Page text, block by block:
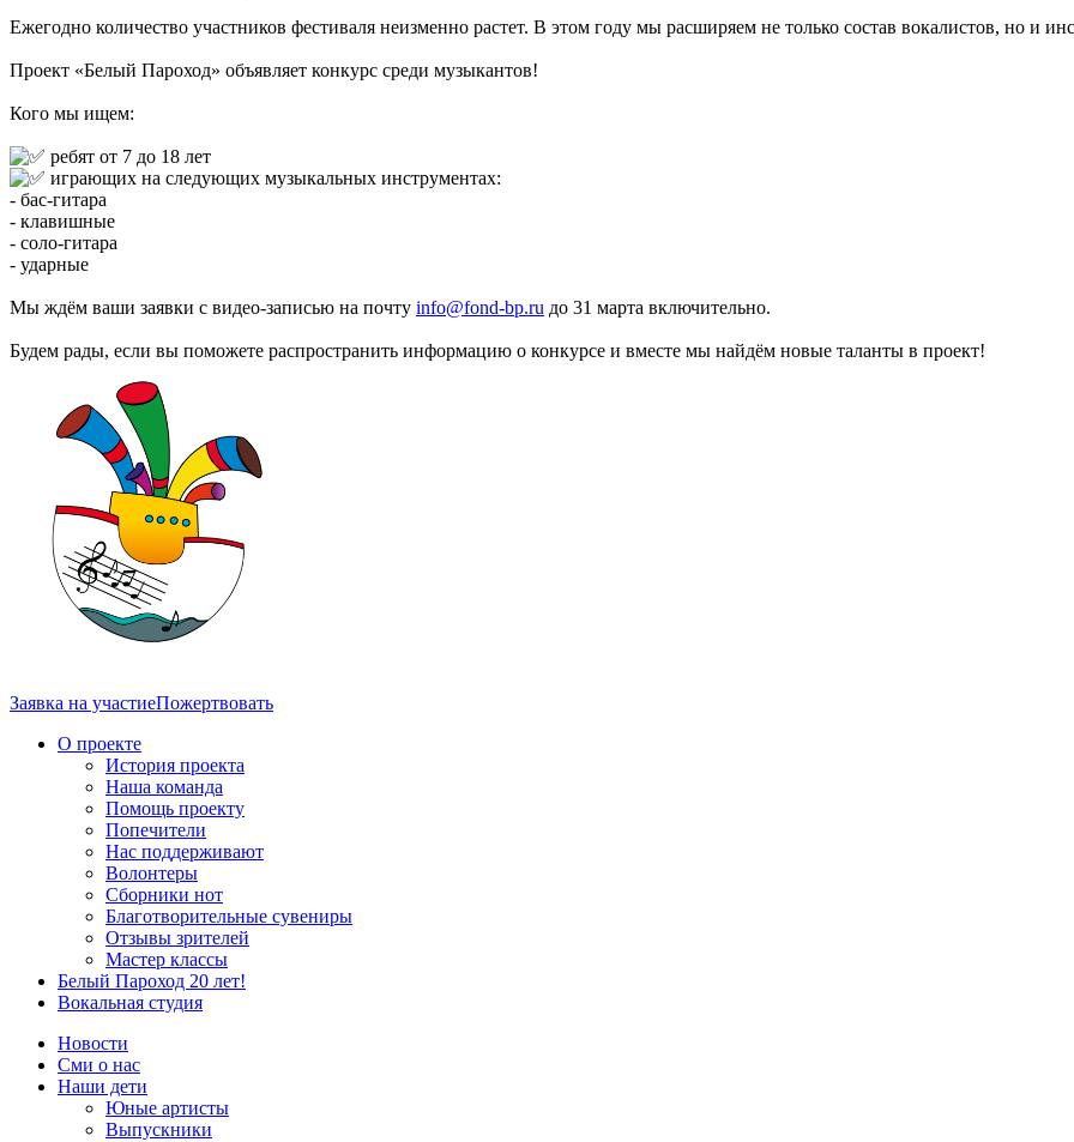
Ежегодно количество участников фестиваля неизменно растет. В этом году мы расширяем не только состав вокалистов, но и
Проект «Белый Пароход» объявляет конкурс среди музыкантов!
Кого мы ищем:
ребят от 7 до 18 лет
играющих на следующих музыкальных инструментах:
- бас-гитара
- клавишные
- соло-гитара
- ударные
Мы ждём ваши заявки с видео-записью на почту info@fond-bp.ru до 31 марта включительно.
Будем рады, если вы поможете распространить информацию о конкурсе и вместе мы найдём новые таланты в проект!
Заявка на участиеПожертвовать
О проекте
История проекта
Наша команда
Помощь проекту
Попечители
Нас поддерживают
Волонтеры
Сборники нот
Благотворительные сувениры
Отзывы зрителей
Мастер классы
Белый Пароход 20 лет!
Вокальная студия
Новости
Сми о нас
Наши дети
Юные артисты
Выпускники